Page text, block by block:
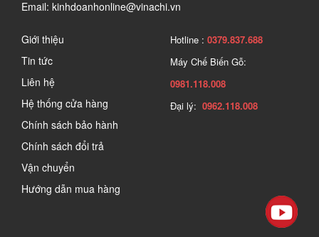
Email: kinhdoanhonline@vinachi.vn
Giới thiệu
Tin tức
Liên hệ
Hệ thống cửa hàng
Chính sách bảo hành
Chính sách đổi trả
Vận chuyển
Hướng dẫn mua hàng
Hotline : 0379.837.688
Máy Chế Biến Gỗ:
0981.118.008
Đại lý: 0962.118.008